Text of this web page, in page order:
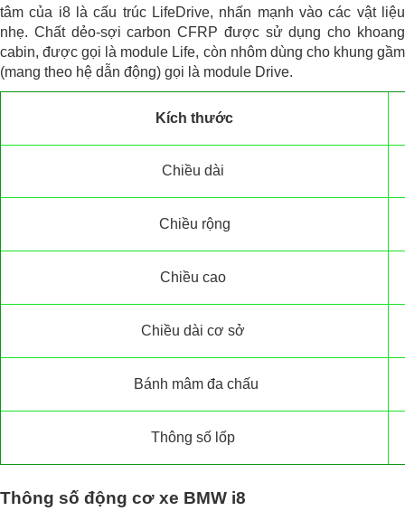
tâm của i8 là cấu trúc LifeDrive, nhấn mạnh vào các vật liệu
nhẹ. Chất dẻo-sợi carbon CFRP được sử dụng cho khoang
cabin, được gọi là module Life, còn nhôm dùng cho khung gầm
(mang theo hệ dẫn động) gọi là module Drive.
Kích thước
Chiều dài
Chiều rộng
Chiều cao
Chiều dài cơ sở
Bánh mâm đa chấu
Thông số lốp
Thông số động cơ xe BMW i8